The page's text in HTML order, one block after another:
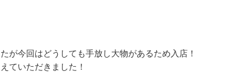
が今回はどうしても手放し大物があるため入店！
ていただきました！